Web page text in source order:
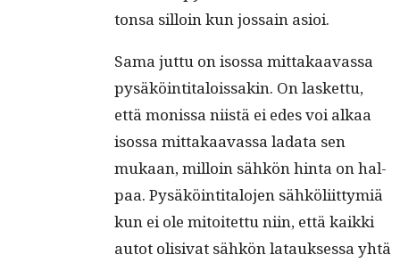
ton­sa sil­loin kun jos­sain asioi.
Sama jut­tu on isos­sa mit­takaavas­sa
pysäköin­ti­talois­sakin. On las­ket­tu,
että monis­sa niistä ei edes voi alkaa
isos­sa mit­takaavas­sa lada­ta sen
mukaan, mil­loin sähkön hin­ta on hal­
paa. Pysäköin­ti­talo­jen sähköli­it­tymiä
kun ei ole mitoitet­tu niin, että kaik­ki
autot oli­si­vat sähkön latauk­ses­sa yhtä